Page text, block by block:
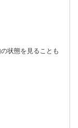
状態を見ることも